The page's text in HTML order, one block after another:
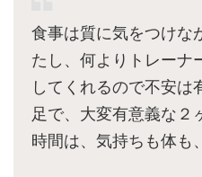
食事は質に気をつけな
たし、何よりトレーナ
してくれるので不安は
足で、大変有意義な２
時間は、気持ちも体も